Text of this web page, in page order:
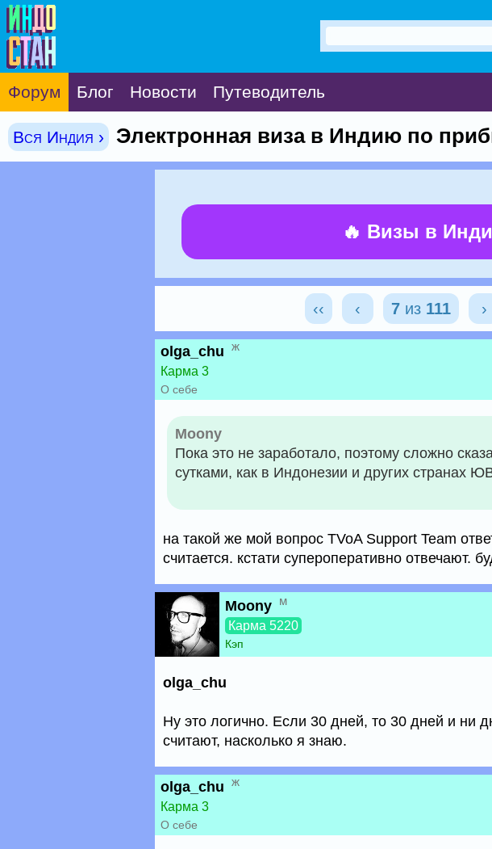
Форум Блог Новости Путеводитель
Вся Индия › Электронная виза в Индию по
🔥 Визы в
‹‹ ‹ 7 из 111 ›
olga_chu ж
Карма 3
О себе
Moony
Пока это не заработало, поэтому сложно
сутками, как в Индонезии и других странах
на такой же мой вопрос TVoA Support Team
считается. кстати супероперативно отвечают.
Moony м
Карма 5220
Кэп
olga_chu
Ну это логично. Если 30 дней, то 30 дней и ни
считают, насколько я знаю.
olga_chu ж
Карма 3
О себе